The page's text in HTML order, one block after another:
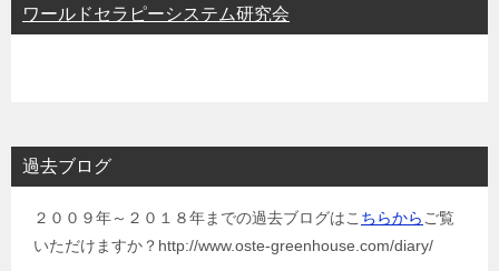
ワールドセラピーシステム研究会
過去ブログ
２００９年～２０１８年までの過去ブログはこ ちらから ご覧
いただけますか？http://www.oste-greenhouse.com/diary/